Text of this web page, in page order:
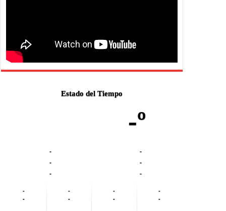
Estado del Tiempo
-º
-
-
-
-
-
-
-
-
-
-
-
-
-
-